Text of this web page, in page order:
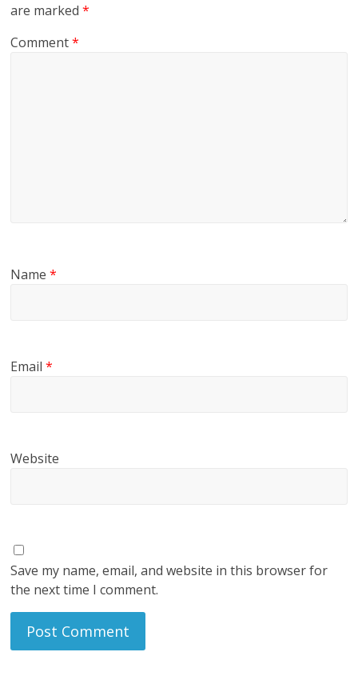
are marked*
Comment*
Name*
Email*
Website
Save my name, email, and website in this browser for
the next time I comment.